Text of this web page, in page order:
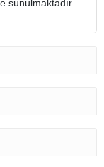
sunulmaktadır.